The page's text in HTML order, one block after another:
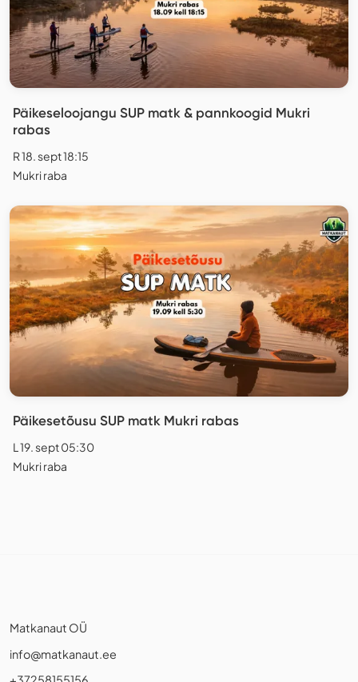
Päikeseloojangu SUP matk & pannkoogid Mukri
rabas
R 18. sept 18:15
Mukri raba
Päikesetõusu SUP matk Mukri rabas
L 19. sept 05:30
Mukri raba
Matkanaut OÜ
info@matkanaut.ee